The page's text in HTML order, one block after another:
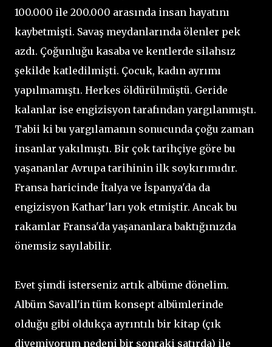
100.000 ile 200.000 arasında insan hayatını
kaybetmişti. Savaş meydanlarında ölenler pek
azdı. Çoğunluğu kasaba ve kentlerde silahsız
şekilde katledilmişti. Çocuk, kadın ayrımı
yapılmamıştı. Herkes öldürülmüştü. Geride
kalanlar ise engizisyon tarafından yargılanmıştı.
Tabii ki bu yargılamanın sonucunda çoğu zaman
insanlar yakılmıştı. Bir çok tarihçiye göre bu
yaşananlar Avrupa tarihinin ilk soykırımıdır.
Fransa haricinde İtalya ve İspanya'da da
engizisyon Kathar'ları yok etmiştir. Ancak bu
rakamlar Fransa'da yaşananlara baktığınızda
önemsiz sayılabilir.
Evet şimdi isterseniz artık albüme dönelim.
Albüm Savall'in tüm konsept albümlerinde
olduğu gibi oldukça ayrıntılı bir kitap (çık
diyemiyorum nedeni bir sonraki satırda) ile